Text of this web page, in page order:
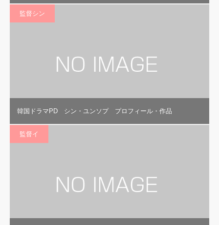
監督シン
韓国ドラマPD シン・ユンソプ プロフィール・作品
監督イ